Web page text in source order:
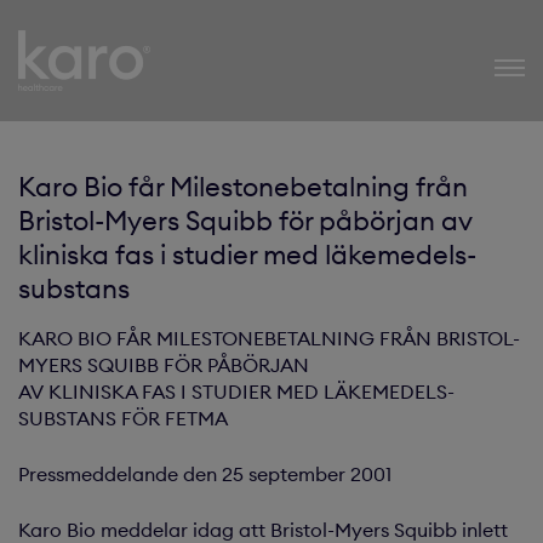
Karo Healthcare
Karo Bio får Milestonebetalning från
Bristol-Myers Squibb för påbörjan av
kliniska fas i studier med läkemedels-
substans
KARO BIO FÅR MILESTONEBETALNING FRÅN BRISTOL-
MYERS SQUIBB FÖR PÅBÖRJAN
AV KLINISKA FAS I STUDIER MED LÄKEMEDELS-
SUBSTANS FÖR FETMA
Pressmeddelande den 25 september 2001
Karo Bio meddelar idag att Bristol-Myers Squibb inlett